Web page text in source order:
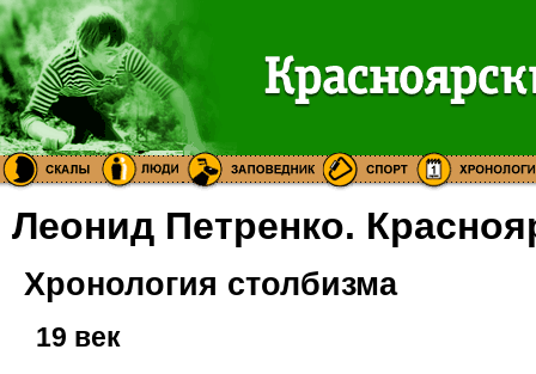
Леонид Петренко.
Хронология столбизма
19 век